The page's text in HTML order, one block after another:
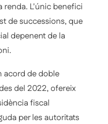
renda. L'únic benefici
de successions, que
depenent de la
acord de doble
del 2022, ofereix
fiscal
per les autoritats